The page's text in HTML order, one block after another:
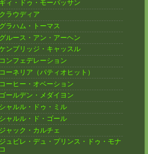
ギィ・ドゥ・モーパッサン
クラウディア
グラハム・トーマス
グルース・アン・アーヘン
ンブリッジ・キャッスル
コンフェデレーション
コーネリア（パティオヒット）
コーヒー・オベーション
ゴールデン・メダイヨン
シャルル・ドゥ・ミル
シャルル・ド・ゴール
ジャック・カルチェ
ジュビレ・デュ・プリンス・ドゥ・モナ
コ